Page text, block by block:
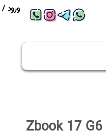
ورود